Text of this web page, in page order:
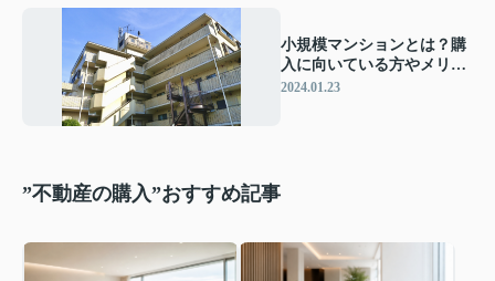
小規模マンションとは？購
入に向いている方やメリッ
ト・デメリットを解説
2024.01.23
”不動産の購入”おすすめ記事